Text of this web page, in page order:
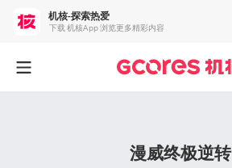
漫威终极逆转
机核-探索热爱
下载 机核App 浏览更多精彩内容